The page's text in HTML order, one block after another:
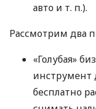
авто и т. п.).
Рассмотрим два
«Голубая»
бесплатно